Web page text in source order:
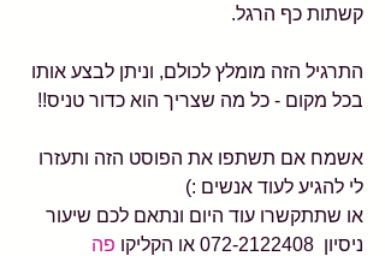
קשתות כף הרגל.
התרגיל הזה מומלץ לכולם, וניתן לבצע אותו
בכל מקום - כל מה שצריך הוא כדור טניס!!
אשמח אם תשתפו את הפוסט הזה ותעזרו
לי להגיע לעוד אנשים :)
או שתתקשרו עוד היום ונתאם לכם שיעור
ניסיון  072-2122408 או הקליקו
פה